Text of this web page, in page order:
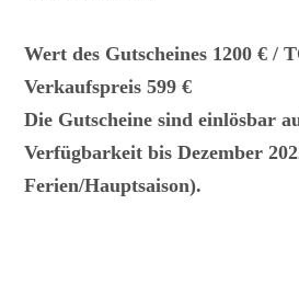
Wert des Gutscheines 1200 € /
Verkaufspreis 599 €
Die Gutscheine sind einlösbar
Verfügbarkeit bis Dezember
Ferien/Hauptsaison).